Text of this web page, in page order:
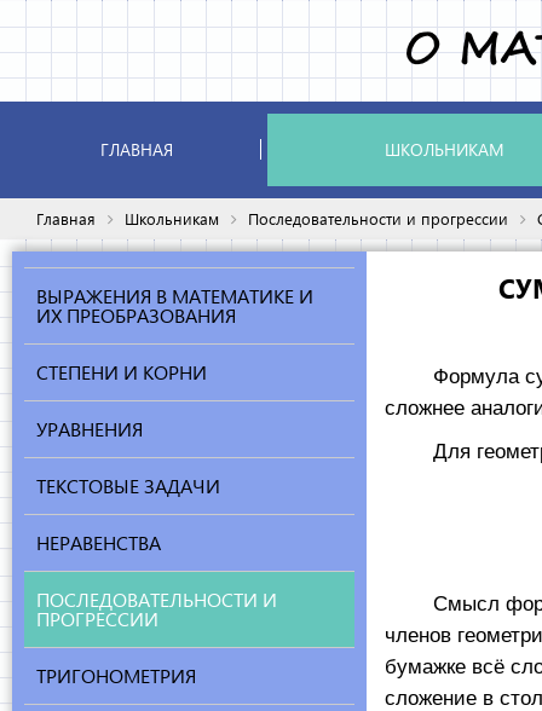
ГЛАВНАЯ ШКОЛЬНИКАМ
Главная Школьникам Последовательности и прогрессии
ВЫРАЖЕНИЯ В МАТЕМАТИКЕ И
ИХ ПРЕОБРАЗОВАНИЯ
СТЕПЕНИ И КОРНИ
УРАВНЕНИЯ
ТЕКСТОВЫЕ ЗАДАЧИ
НЕРАВЕНСТВА
ПОСЛЕДОВАТЕЛЬНОСТИ И
ПРОГРЕССИИ
ТРИГОНОМЕТРИЯ
Формула
сложнее
Для
Смысл
членов
бумажке всё
сложение в